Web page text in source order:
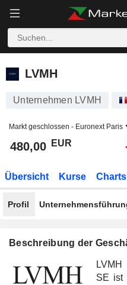
LVMH
LVMH
Unternehmen LVMH
Markt geschlossen - Euronext Paris
480,00 EUR
Übersicht Kurse Charts
Profil
Beschreibung der
SE ist